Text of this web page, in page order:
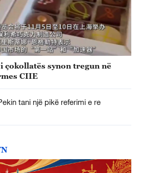
çokollatës synon tregun në
CIIE
tani një pikë referimi e re